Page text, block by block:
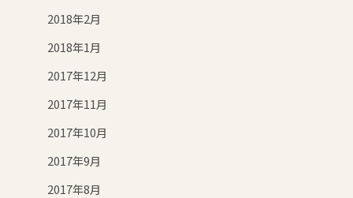
2018年2月
2018年1月
2017年12月
2017年11月
2017年10月
2017年9月
2017年8月